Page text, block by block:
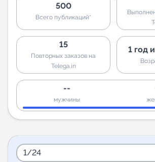
500
Всего публикаций*
15
Повторных заказов на
Telega.in
1 год
--
мужчины
1/24